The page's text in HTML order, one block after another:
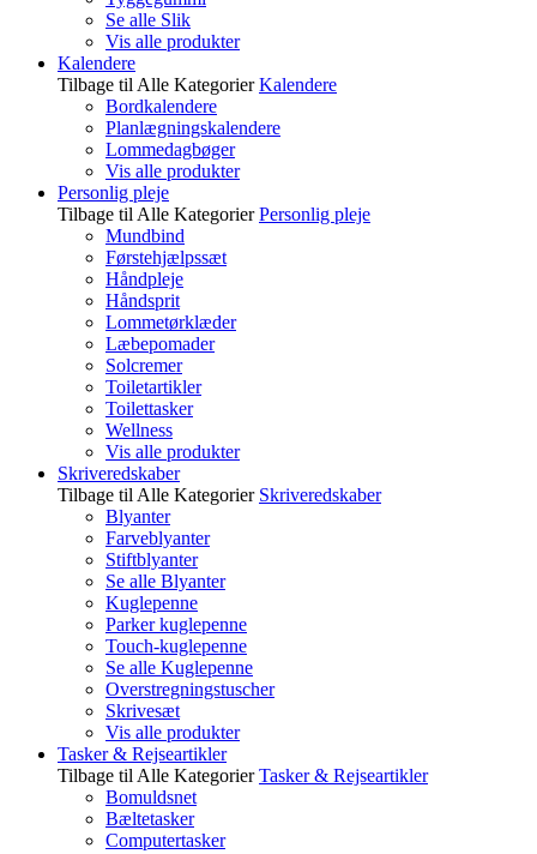
Se alle Slik
Vis alle produkter
Kalendere
Tilbage til Alle Kategorier Kalendere
Bordkalendere
Planlægningskalendere
Lommedagbøger
Vis alle produkter
Personlig pleje
Tilbage til Alle Kategorier Personlig pleje
Mundbind
Førstehjælpssæt
Håndpleje
Håndsprit
Lommetørklæder
Læbepomader
Solcremer
Toiletartikler
Toilettasker
Wellness
Vis alle produkter
Skriveredskaber
Tilbage til Alle Kategorier Skriveredskaber
Blyanter
Farveblyanter
Stiftblyanter
Se alle Blyanter
Kuglepenne
Parker kuglepenne
Touch-kuglepenne
Se alle Kuglepenne
Overstregningstuscher
Skrivesæt
Vis alle produkter
Tasker & Rejseartikler
Tilbage til Alle Kategorier Tasker & Rejseartikler
Bomuldsnet
Bæltetasker
Computertasker